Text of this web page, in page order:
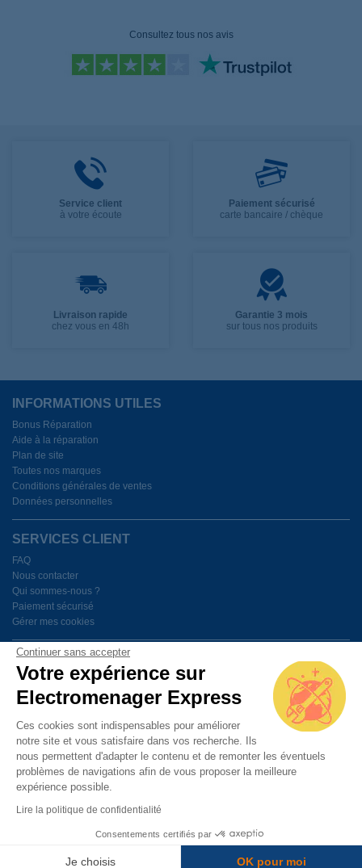
Continuer sans accepter
Votre expérience sur
Electromenager Express
Ces cookies sont indispensables pour améliorer
notre site et vous satisfaire dans vos recherche. Ils
nous permettent d'adapter le contenu et de remonter les éventuels
problèmes de navigations afin de vous proposer la meilleure
expérience possible.
Lire la politique de confidentialité
Consentements certifiés par
Je choisis OK pour moi
Consultez tous nos avis
Service client
à votre écoute
Paiement sécurisé
carte bancaire / chèque
Livraison rapide
chez vous en 48h
Garantie 3 mois
sur tous nos produits
INFORMATIONS UTILES
Bonus Réparation
Aide à la réparation
Plan de site
Toutes nos marques
Conditions générales de ventes
Données personnelles
SERVICES CLIENT
FAQ
Nous contacter
Qui sommes-nous ?
Paiement sécurisé
Gérer mes cookies
BESOIN D'AIDE ?
PAIEMENT SÉCURISÉ